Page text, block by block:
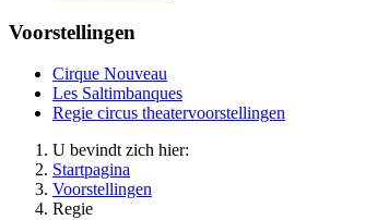
Voorstellingen
Cirque Nouveau
Les Saltimbanques
Regie circus theatervoorstellingen
U bevindt zich hier:
Startpagina
Voorstellingen
Regie